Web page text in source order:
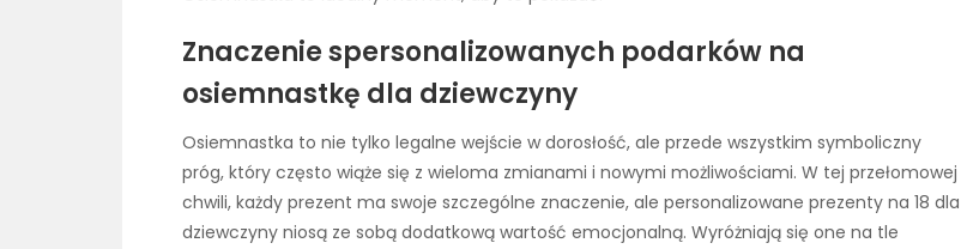
Znaczenie spersonalizowanych podarków na
osiemnastkę dla dziewczyny
Osiemnastka to nie tylko legalne wejście w dorosłość, ale przede wszystkim symboliczny
próg, który często wiąże się z wieloma zmianami i nowymi możliwościami. W tej przełomowej
chwili, każdy prezent ma swoje szczególne znaczenie, ale personalizowane prezenty na 18 dla
dziewczyny niosą ze sobą dodatkową wartość emocjonalną. Wyróżniają się one na tle